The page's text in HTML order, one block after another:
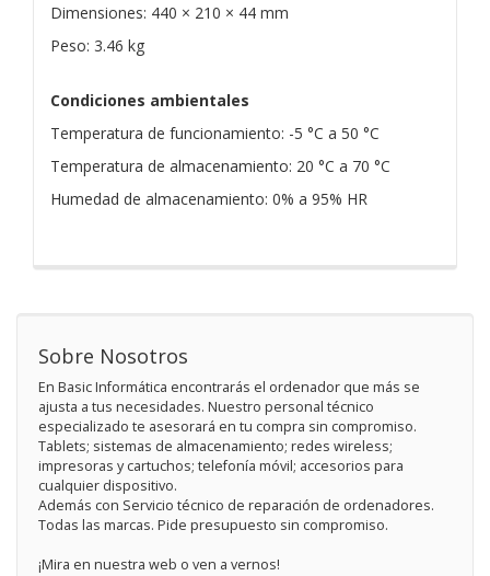
Dimensiones: 440 × 210 × 44 mm
Peso: 3.46 kg
Condiciones ambientales
Temperatura de funcionamiento: -5 °C a 50 °C
Temperatura de almacenamiento: 20 °C a 70 °C
Humedad de almacenamiento: 0% a 95% HR
Sobre Nosotros
En Basic Informática encontrarás el ordenador que más se
ajusta a tus necesidades. Nuestro personal técnico
especializado te asesorará en tu compra sin compromiso.
Tablets; sistemas de almacenamiento; redes wireless;
impresoras y cartuchos; telefonía móvil; accesorios para
cualquier dispositivo.
Además con Servicio técnico de reparación de ordenadores.
Todas las marcas. Pide presupuesto sin compromiso.
¡Mira en nuestra web o ven a vernos!